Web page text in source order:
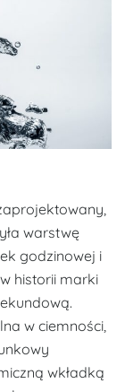
warstwę
godzinowej i
historii marki
w ciemności,
wkładką